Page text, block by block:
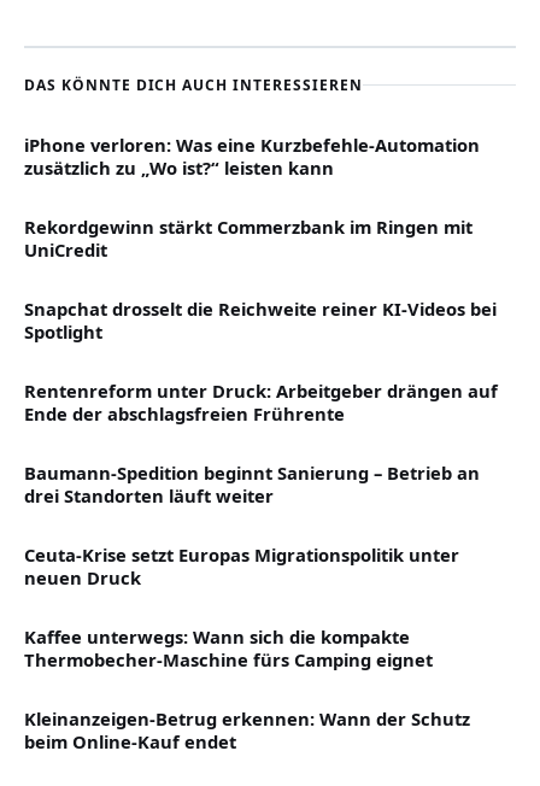
DAS KÖNNTE DICH AUCH INTERESSIEREN
iPhone verloren: Was eine Kurzbefehle-Automation
zusätzlich zu „Wo ist?“ leisten kann
Rekordgewinn stärkt Commerzbank im Ringen mit
UniCredit
Snapchat drosselt die Reichweite reiner KI-Videos bei
Spotlight
Rentenreform unter Druck: Arbeitgeber drängen auf
Ende der abschlagsfreien Frührente
Baumann-Spedition beginnt Sanierung – Betrieb an
drei Standorten läuft weiter
Ceuta-Krise setzt Europas Migrationspolitik unter
neuen Druck
Kaffee unterwegs: Wann sich die kompakte
Thermobecher-Maschine fürs Camping eignet
Kleinanzeigen-Betrug erkennen: Wann der Schutz
beim Online-Kauf endet